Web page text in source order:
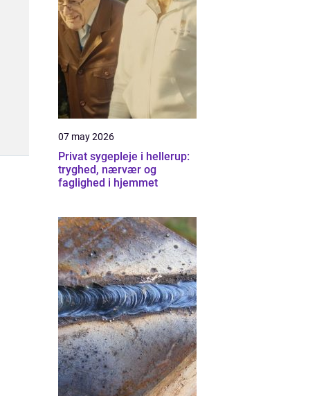
07 may 2026
Privat sygepleje i hellerup:
tryghed, nærvær og
faglighed i hjemmet